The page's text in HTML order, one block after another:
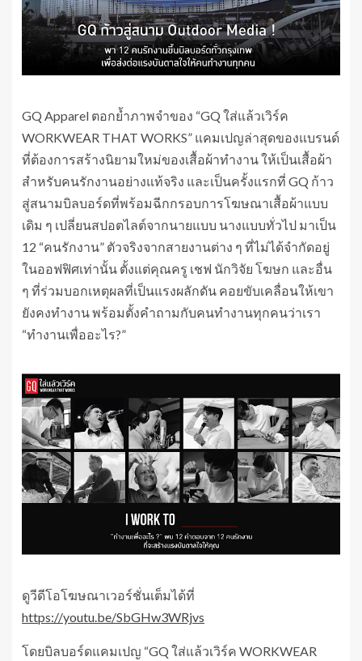
GQ Apparel ตอกย้ำภาพจำของ “GQ ใส่แล้วเวิร์ค
WORKWEAR THAT WORKS” แคมเปญล่าสุดของแบรนด์
ที่ต้องการสร้างนิยามใหม่ของเสื้อผ้าทำงาน ให้เป็นเสื้อผ้า
สำหรับคนรักงานอย่างแท้จริง และเป็นครั้งแรกที่ GQ ก้าว
สู่สนามบิลบอร์ดที่พร้อมฉีกกรอบการโฆษณาเสื้อผ้าแบบ
เดิม ๆ เปลี่ยนสปอตไลต์จากนายแบบ นางแบบทั่วไป มาเป็น
12 “คนรักงาน” ตัวจริงจากสายงานต่าง ๆ ที่ไม่ได้จำกัดอยู่
ในออฟฟิศเท่านั้น ตั้งแต่คุณครู เชฟ นักวิจัย โฆษก และอื่น
ๆ ที่ร่วมบอกเหตุผลที่เป็นแรงผลักดัน คอยขับเคลื่อนให้เขา
ยังคงทำงาน พร้อมตั้งคำถามกับคนทำงานทุกคนว่าเรา
“ทำงานเพื่ออะไร?”
ดูวีดีโอโฆษณาเวอร์ชั่นเต็มได้ที่
https://youtu.be/SbGHw3WRjvs
โดยบิลบอร์ดแคมเปญ “GQ ใส่แล้วเวิร์ค WORKWEAR